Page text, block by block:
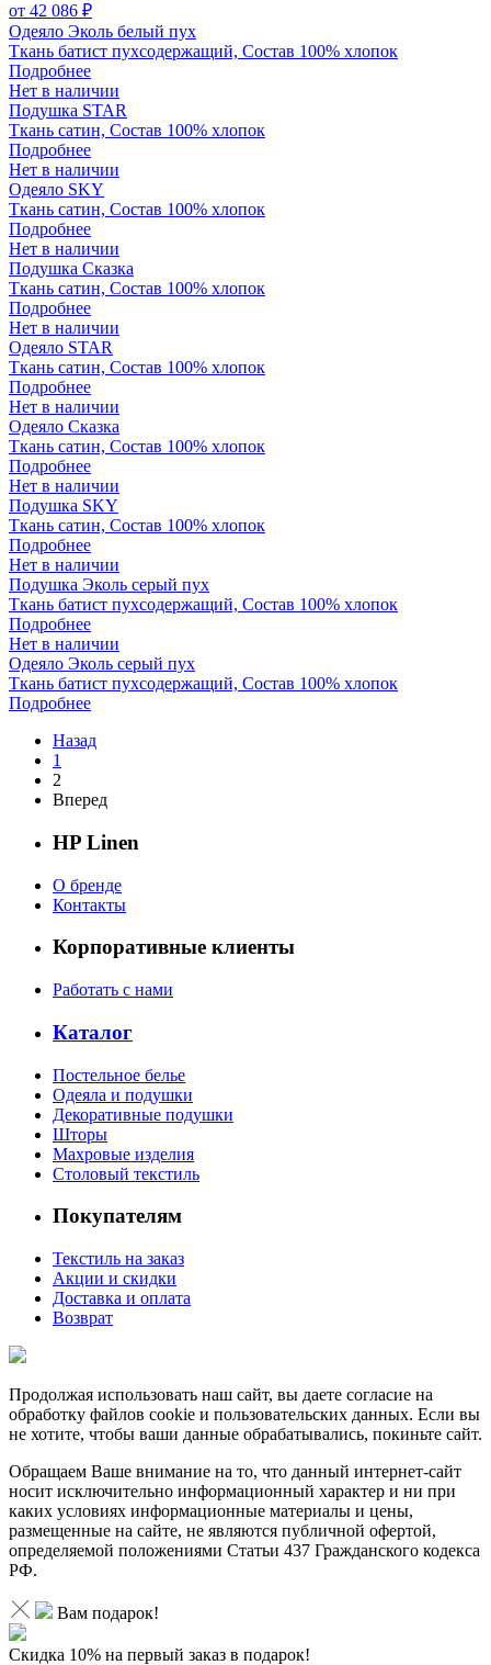
от 42 086 ₽
Одеяло Эколь белый пух
Ткань батист пухсодержащий, Состав 100% хлопок
Подробнее
Нет в наличии
Подушка STAR
Ткань сатин, Состав 100% хлопок
Подробнее
Нет в наличии
Одеяло SKY
Ткань сатин, Состав 100% хлопок
Подробнее
Нет в наличии
Подушка Сказка
Ткань сатин, Состав 100% хлопок
Подробнее
Нет в наличии
Одеяло STAR
Ткань сатин, Состав 100% хлопок
Подробнее
Нет в наличии
Одеяло Сказка
Ткань сатин, Состав 100% хлопок
Подробнее
Нет в наличии
Подушка SKY
Ткань сатин, Состав 100% хлопок
Подробнее
Нет в наличии
Подушка Эколь серый пух
Ткань батист пухсодержащий, Состав 100% хлопок
Подробнее
Нет в наличии
Одеяло Эколь серый пух
Ткань батист пухсодержащий, Состав 100% хлопок
Подробнее
Назад
1
2
Вперед
HP Linen
О бренде
Контакты
Корпоративные клиенты
Работать с нами
Каталог
Постельное белье
Одеяла и подушки
Декоративные подушки
Шторы
Махровые изделия
Столовый текстиль
Покупателям
Текстиль на заказ
Акции и скидки
Доставка и оплата
Возврат
Продолжая использовать наш сайт, вы даете согласие на
обработку файлов cookie и пользовательских данных. Если вы
не хотите, чтобы ваши данные обрабатывались, покиньте сайт.
Обращаем Ваше внимание на то, что данный интернет-сайт
носит исключительно информационный характер и ни при
каких условиях информационные материалы и цены,
размещенные на сайте, не являются публичной офертой,
определяемой положениями Статьи 437 Гражданского кодекса
РФ.
Вам подарок!
Скидка 10% на первый заказ в подарок!